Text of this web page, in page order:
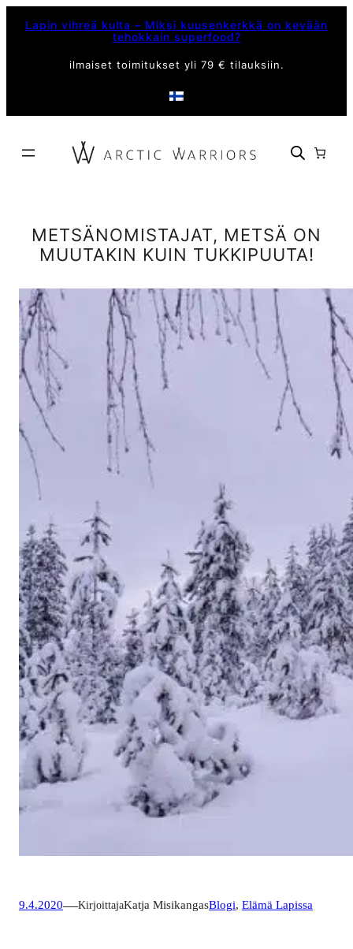
sisältöön
Lapin vihreä kulta – Miksi kuusenkerkkä on kevään
tehokkain superfood?
ilmaiset toimitukset yli 79 € tilauksiin.
METSÄNOMISTAJAT, METSÄ ON
MUUTAKIN KUIN TUKKIPUUTA!
9.4.2020—KirjoittajaKatja MisikangasBlogi, Elämä Lapissa